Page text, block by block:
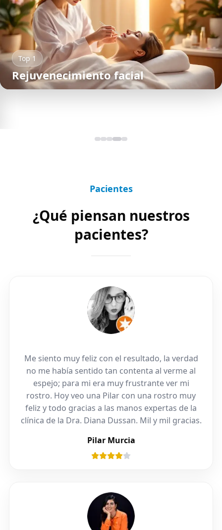
Top 1
Rejuvenecimiento facial
Pacientes
¿Qué piensan nuestros
pacientes?
Me siento muy feliz con el resultado, la verdad
no me había sentido tan contenta al verme al
espejo; para mi era muy frustrante ver mi
rostro. Hoy veo una Pilar con una rostro muy
feliz y todo gracias a las manos expertas de la
clínica de la Dra. Diana Dussan. Mil y mil gracias.
Pilar Murcia